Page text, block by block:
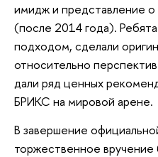
имидж и представление
(после 2014 года).
подходом, сделали
относительно
дали ряд ценных
БРИКС на мировой арене.
В завершение
торжественное